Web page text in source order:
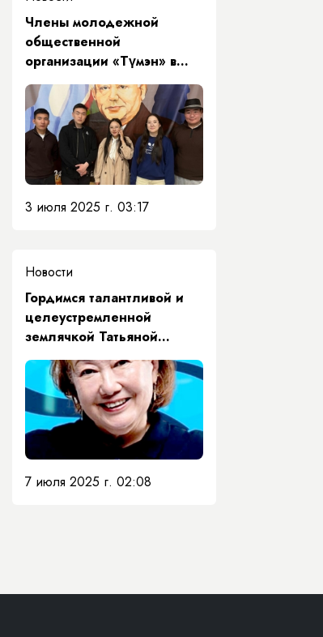
Члены молодежной
общественной
организации «Түмэн» в
Николаев-Центре
3 июля 2025 г. 03:17
Новости
Гордимся талантливой и
целеустремленной
землячкой Татьяной
Голиковой
7 июля 2025 г. 02:08